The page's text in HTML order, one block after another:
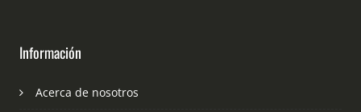
Información
Acerca de nosotros